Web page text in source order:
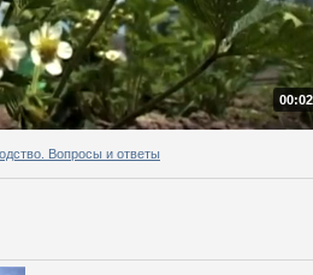
Вопросы и ответы